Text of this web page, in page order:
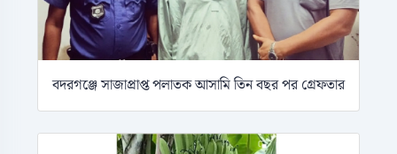
বদরগঞ্জে সাজাপ্রাপ্ত পলাতক আসামি তিন বছর পর গ্রেফতার